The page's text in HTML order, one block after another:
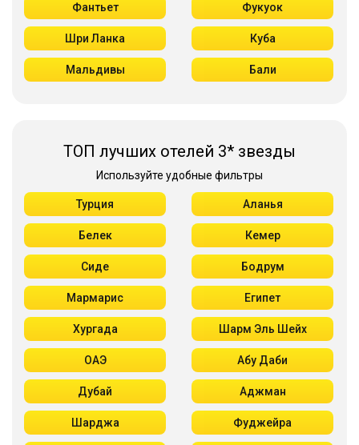
Фантьет Фукуок
Шри Ланка Куба
Мальдивы Бали
ТОП лучших отелей 3* звезды
Используйте удобные фильтры
Турция Аланья
Белек Кемер
Сиде Бодрум
Мармарис Египет
Хургада Шарм Эль Шейх
ОАЭ Абу Даби
Дубай Аджман
Шарджа Фуджейра